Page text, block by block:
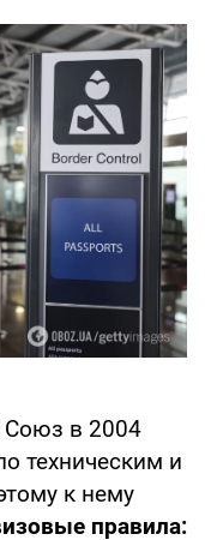
Союз в 2004
техническим и
к нему
правила: